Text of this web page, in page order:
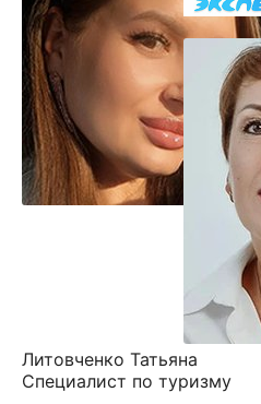
Литовченко Татьяна
Специалист по туризму